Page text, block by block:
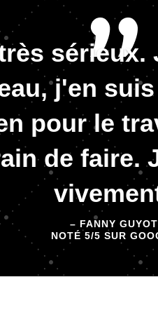
sérieux.
j'en
pour le
de faire.
– FANNY GUYOT
NOTÉ 5/5 SUR